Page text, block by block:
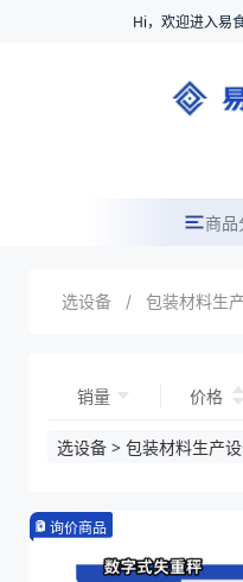
Hi，欢迎进入易
商品
选设备 / 包装材料生
销量 价格
选设备 > 包装材料生产
询价商品